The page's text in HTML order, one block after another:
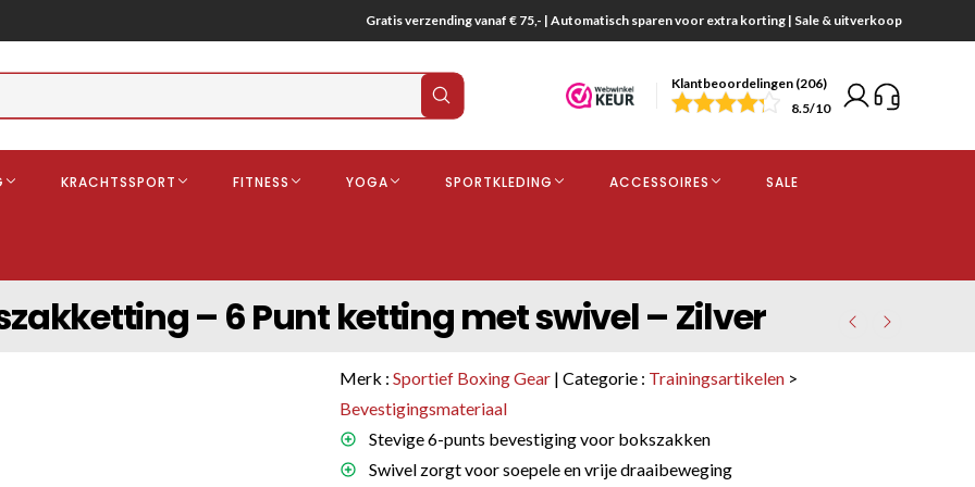
Gratis verzending vanaf € 75,- | Automatisch sparen voor extra korting | Sale & uitverkoop
Klantbeoordelingen (206)
8.5/10
Gebitsbescherming
KRACHTSSPORT FITNESS YOGA SPORTKLEDING ACCESSOIRES SALE
– 6 Punt ketting met swivel – Zilver
Merk :Sportief Boxing Gear | Categorie : Trainingsartikelen >
Bevestigingsmateriaal
Stevige 6-punts bevestiging voor bokszakken
Swivel zorgt voor soepele en vrije draaibeweging